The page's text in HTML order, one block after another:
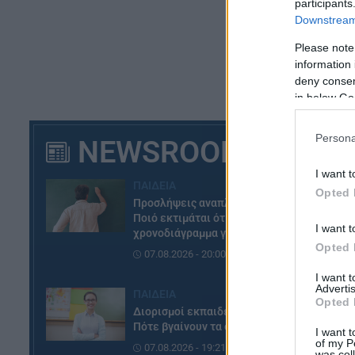
Please
information
deny
in below
I want
Opted
I want
Opted
I want
Opted
I want
of my
NEWSROOM
Προσλήψεις αναπληρωτών:
Ποιό εκτιμάται ότι θα είναι το
χρονοδιάγραμμα για φέτος
07.08.2026 - 20:00
Διορισμοί εκπαιδευτικών:
Πότε βγαίνουν τα ονόματα
07.08.2026 - 19:21